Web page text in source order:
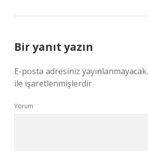
Bir yanıt yazın
E-posta adresiniz yayınlanmayacak.
ile işaretlenmişlerdir
Yorum